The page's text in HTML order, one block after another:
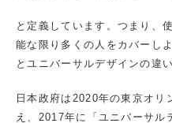
と定義しています。つまり、
能な限り多くの人をカバーし
とユニバーサルデザインの違い
日本政府は2020年の東京オリ
え、2017年に「ユニバーサル